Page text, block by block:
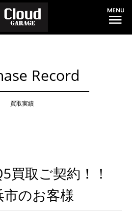
Record
買取実績
買取ご契約！！
のお客様